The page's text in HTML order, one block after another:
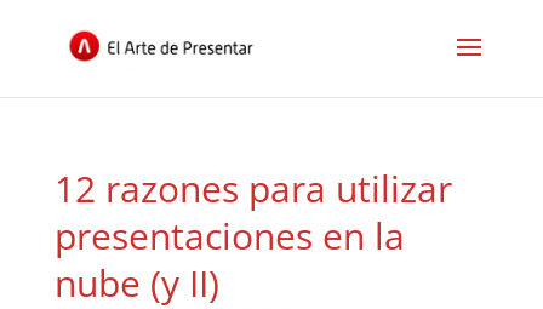
12 razones para utilizar
presentaciones en la
nube (y II)